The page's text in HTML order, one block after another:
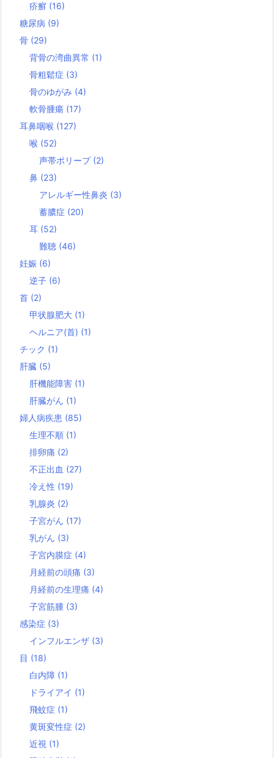
疥癬 (16)
糖尿病 (9)
骨 (29)
背骨の湾曲異常 (1)
骨粗鬆症 (3)
骨のゆがみ (4)
軟骨腫瘍 (17)
耳鼻咽喉 (127)
喉 (52)
声帯ポリープ (2)
鼻 (23)
アレルギー性鼻炎 (3)
蓄膿症 (20)
耳 (52)
難聴 (46)
妊娠 (6)
逆子 (6)
首 (2)
甲状腺肥大 (1)
ヘルニア(首) (1)
チック (1)
肝臓 (5)
肝機能障害 (1)
肝臓がん (1)
婦人病疾患 (85)
生理不順 (1)
排卵痛 (2)
不正出血 (27)
冷え性 (19)
乳腺炎 (2)
子宮がん (17)
乳がん (3)
子宮内膜症 (4)
月経前の頭痛 (3)
月経前の生理痛 (4)
子宮筋腫 (3)
感染症 (3)
インフルエンザ (3)
目 (18)
白内障 (1)
ドライアイ (1)
飛蚊症 (1)
黄斑変性症 (2)
近視 (1)